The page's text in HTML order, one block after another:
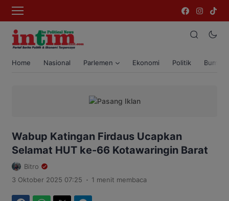
Home Nasional Parlemen Ekonomi Politik Bumi
Wabup Katingan Firdaus Ucapkan
Selamat HUT ke-66 Kotawaringin Barat
Bitro
3 Oktober 2025 07:25 . 1 menit membaca